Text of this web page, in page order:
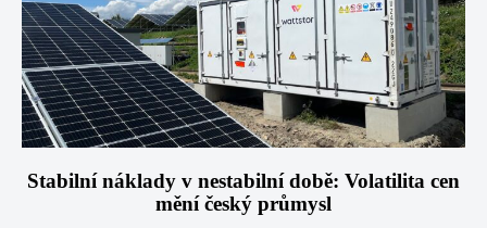
Stabilní náklady v nestabilní době: Volatilita cen
mění český průmysl